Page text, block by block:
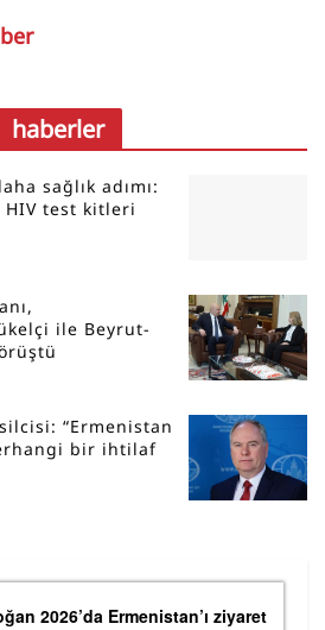
haberler
sağlık adımı:
HIV test kitleri
ile Beyrut-
“Ermenistan
bir ihtilaf
2026’da Ermenistan’ı ziyaret